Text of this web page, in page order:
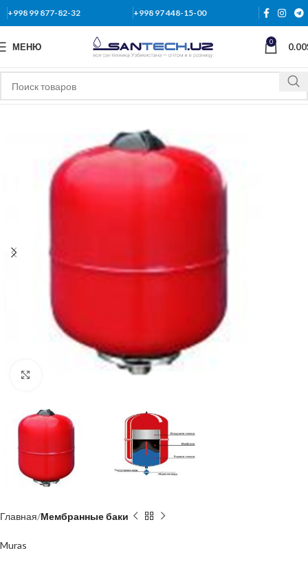
+998 99 877-82-32 +998 97 448-15-00
МЕНЮ 0 0.00
Нажмите, чтобы увеличить
Главная Мембранные баки
Muras